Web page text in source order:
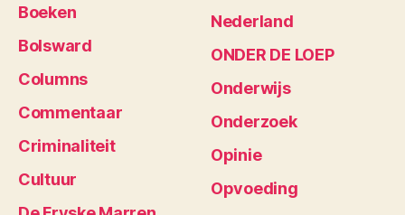
Boeken
Bolsward
Columns
Commentaar
Criminaliteit
Cultuur
Nederland
ONDER DE LOEP
Onderwijs
Onderzoek
Opinie
Opvoeding